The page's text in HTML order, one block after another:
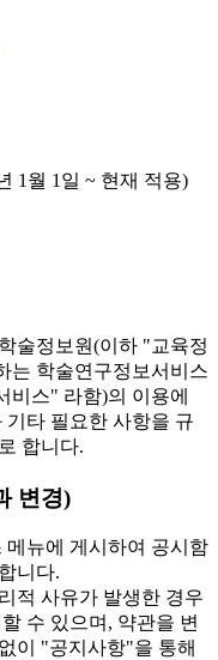
1월 1일 ~ 현재 적용)
술정보원(이하 "교육정
는 학술연구정보서비스
비스" 라함)의 이용에
기타 필요한 사항을 규
합니다.
변경)
뉴에 게시하여 공시함
니다.
적 사유가 발생한 경우
수 있으며, 약관을 변
이 "공지사항"을 통해